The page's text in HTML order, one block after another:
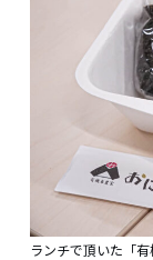
ランチで頂いた「